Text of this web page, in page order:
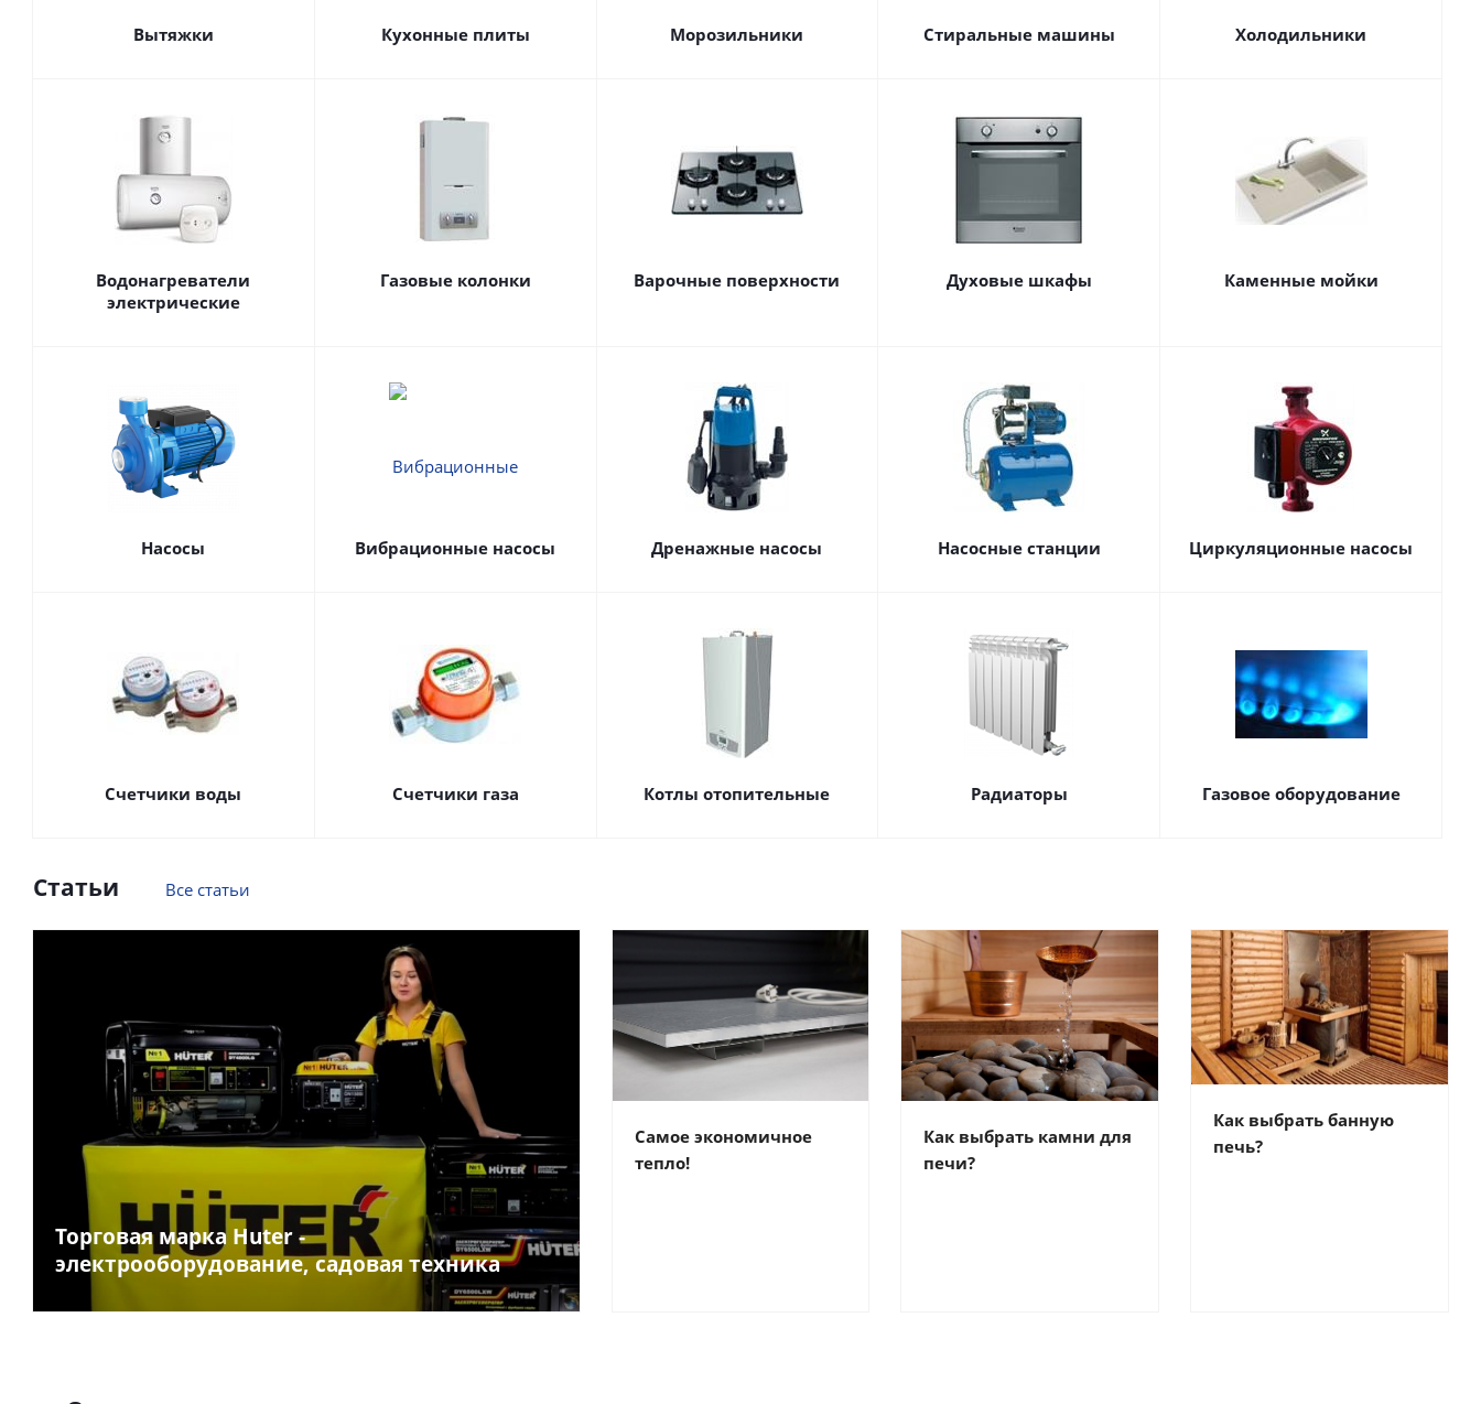
Вытяжки Кухонные плиты Морозильники Стиральные машины Холодильники
Водонагреватели
электрические
Газовые колонки Варочные поверхности Духовые шкафы Каменные мойки
Насосы Вибрационные насосы Дренажные насосы Насосные станции Циркуляционные насосы
Счетчики воды Счетчики газа Котлы отопительные Радиаторы Газовое оборудование
Статьи Все статьи
Торговая марка Huter -
электрооборудование, садовая техника
Самое экономичное
тепло!
Как выбрать камни для
печи?
Как выбрать банную
печь?